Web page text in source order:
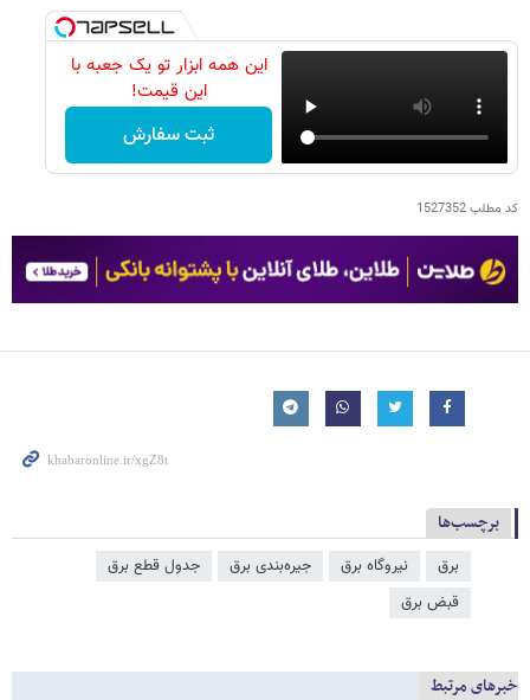
این همه ابزار تو یک جعبه با
این قیمت!
ثبت سفارش
کد مطلب1527352
برچسب‌ها
برق نیروگاه برق جیره‌بندی برق
جدول قطع برق
قبض برق
خبرهای مرتبط